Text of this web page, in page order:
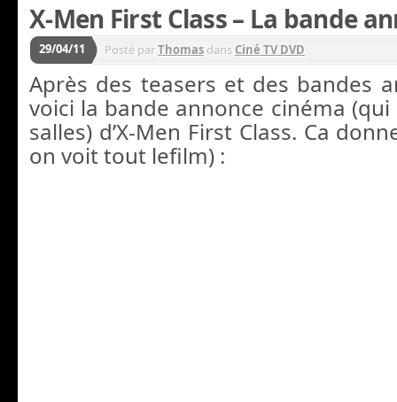
X-Men First Class – La bande
29/04/11 Posté parThomas dans Ciné TV DVD
Après des teasers et des bandes
voici la bande annonce cinéma
salles) d’X-Men First Class. Ca
on voit tout lefilm) :